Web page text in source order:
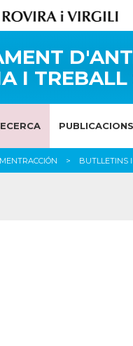
I
PUBLICACIONS
BUTLLETINS